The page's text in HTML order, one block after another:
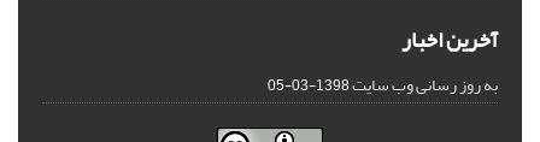
آخرین اخبار
به روز رسانی وب سایت1398-03-05